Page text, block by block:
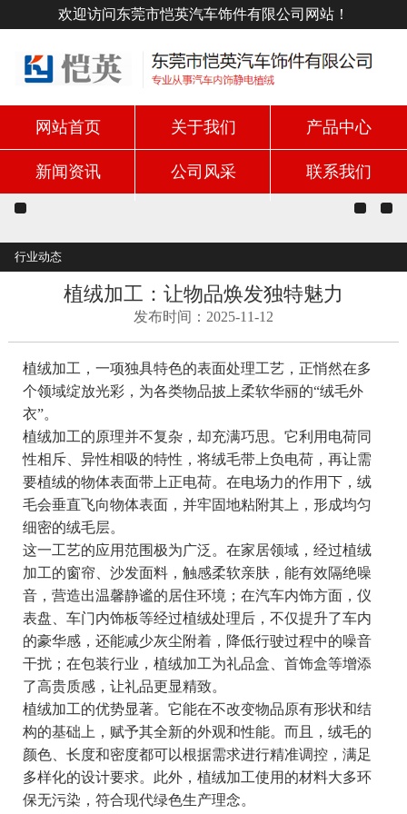
欢迎访问东莞市恺英汽车饰件有限公司网站！
网站首页 关于我们 产品中心
新闻资讯 公司风采 联系我们
行业动态
植绒加工：让物品焕发独特魅力
发布时间：2025-11-12
植绒加工，一项独具特色的表面处理工艺，正悄然在多
个领域绽放光彩，为各类物品披上柔软华丽的“绒毛外
衣”。
植绒加工的原理并不复杂，却充满巧思。它利用电荷同
性相斥、异性相吸的特性，将绒毛带上负电荷，再让需
要植绒的物体表面带上正电荷。在电场力的作用下，绒
毛会垂直飞向物体表面，并牢固地粘附其上，形成均匀
细密的绒毛层。
这一工艺的应用范围极为广泛。在家居领域，经过植绒
加工的窗帘、沙发面料，触感柔软亲肤，能有效隔绝噪
音，营造出温馨静谧的居住环境；在汽车内饰方面，仪
表盘、车门内饰板等经过植绒处理后，不仅提升了车内
的豪华感，还能减少灰尘附着，降低行驶过程中的噪音
干扰；在包装行业，植绒加工为礼品盒、首饰盒等增添
了高贵质感，让礼品更显精致。
植绒加工的优势显著。它能在不改变物品原有形状和结
构的基础上，赋予其全新的外观和性能。而且，绒毛的
颜色、长度和密度都可以根据需求进行精准调控，满足
多样化的设计要求。此外，植绒加工使用的材料大多环
保无污染，符合现代绿色生产理念。